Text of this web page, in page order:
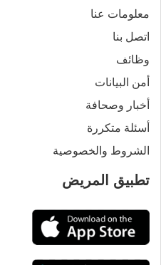
معلومات عنا
اتصل بنا
وظائف
أمن البيانات
أخبار وصحافة
أسئلة متكررة
الشروط والخصوصية
تطبيق المريض